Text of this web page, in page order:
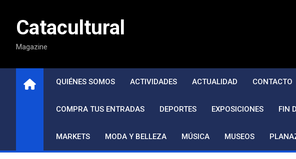
contenidoCatacultural
Magazine
QUIÉNES SOMOS ACTIVIDADES ACTUALIDAD CONTACTO
COMPRA TUS ENTRADAS DEPORTES EXPOSICIONES FIN
MARKETS MODA Y BELLEZA MÚSICA MUSEOS